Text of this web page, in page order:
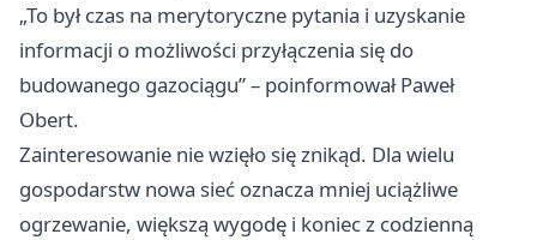
„To był czas na merytoryczne pytania i uzyskanie
informacji o możliwości przyłączenia się do
budowanego gazociągu” – poinformował Paweł
Obert.
Zainteresowanie nie wzięło się znikąd. Dla wielu
gospodarstw nowa sieć oznacza mniej uciążliwe
ogrzewanie, większą wygodę i koniec z codzienną